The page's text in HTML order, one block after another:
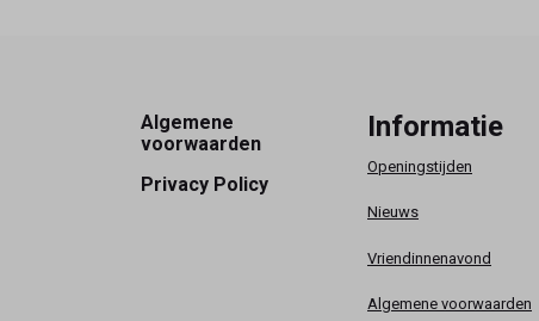
Footer
Algemene
voorwaarden
Privacy Policy
Informatie
Openingstijden
Nieuws
Vriendinnenavond
Algemene voorwaarden